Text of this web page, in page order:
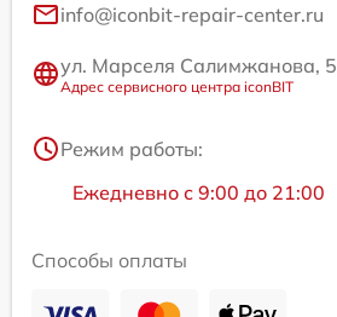
info@iconbit-repair-center.ru
ул. Марселя Салимжанова, 5
Адрес сервисного центра iconBIT
Режим работы:
Ежедневно с 9:00 до 21:00
Способы оплаты